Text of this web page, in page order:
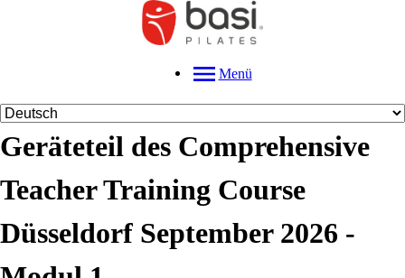
Menü
Geräteteil des Comprehensive
Teacher Training Course
Düsseldorf September 2026 -